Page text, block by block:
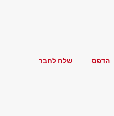
הדפס שלח לחבר